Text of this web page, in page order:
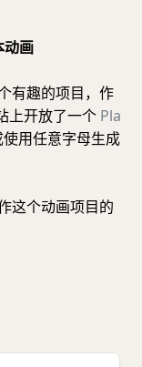
画
有趣的项目，作
上开放了一个 Pla
用任意字母生成
这个动画项目的